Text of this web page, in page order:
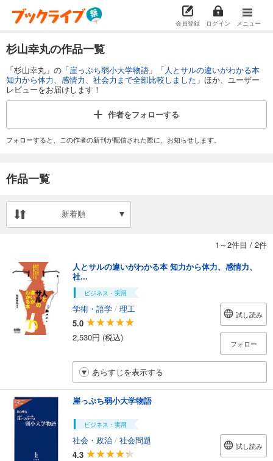
会員登録 ログイン メニュー
杉山幸丸の作品一覧
「杉山幸丸」の「崖っぷち弱小大学物語 」「人とサルの違いがわかる本
知力から体力、感情力、社会力まで全部比較しました 」ほか、ユーザー
レビューをお届けします！
作者をフォローする
フォローすると、この作者の新刊が配信された際に、お知らせします。
作品一覧
新着順
1～2件目 / 2件
人とサルの違いがわかる本 知力から体力、感情力、
社...
ビジネス・実用
学術・語学 / 理工
5.0
2,530円 (税込)
試し読み
フォロー
あらすじを表示する
崖っぷち弱小大学物語
ビジネス・実用
社会・政治 / 社会問題
4.3
試し読み